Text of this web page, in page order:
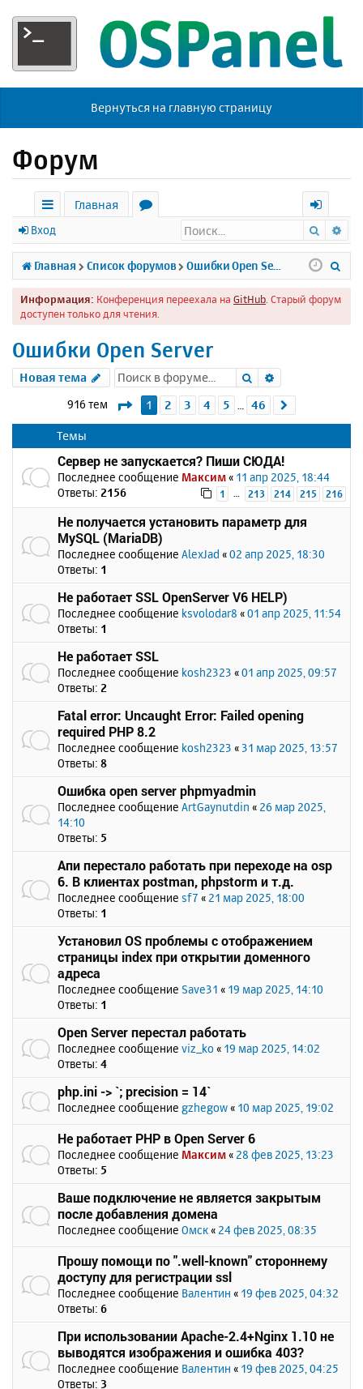
Вернуться на главную страницу
Форум
с
ы
л
к
Главная
р
у
м
х
о
д
Вход Поиск
Главная Список форумов
Информация: Конференция переехала на GitHub . Старый форум
доступен только для чтения.
Ошибки Open Server
Новая тема Поиск
916 тем Страница1 из 46
1 2 3 4 5 46
Темы
Сервер не запускается? Пиши СЮДА!
Последнее сообщение Максим « 11 апр 2025, 18:44
Ответы: 2156 1 … 213 214 215 216
Не получается установить параметр для
MySQL (MariaDB)
Последнее сообщение AlexJad «02 апр 2025, 18:30
Ответы: 1
Не работает SSL OpenServer V6 HELP)
Последнее сообщение ksvolodar8 «01 апр 2025, 11:54
Ответы: 1
Не работает SSL
Последнее сообщение kosh2323 «01 апр 2025, 09:57
Ответы: 2
Fatal error: Uncaught Error: Failed opening
required PHP 8.2
Последнее сообщение kosh2323 « 31 мар 2025, 13:57
Ответы: 8
Ошибка open server phpmyadmin
Последнее сообщение ArtGaynutdin « 26 мар 2025,
14:10
Ответы: 5
Апи перестало работать при переходе на osp
6. В клиентах postman, phpstorm и т.д.
Последнее сообщение sf7 « 21 мар 2025, 18:00
Ответы: 1
Установил OS проблемы с отображением
страницы index при открытии доменного
адреса
Последнее сообщение Save31 « 19 мар 2025, 14:10
Ответы: 1
Open Server перестал работать
Последнее сообщение viz_ko « 19 мар 2025, 14:02
Ответы: 4
php.ini -> `; precision = 14`
Последнее сообщение gzhegow « 10 мар 2025, 19:02
Не работает PHP в Open Server 6
Последнее сообщение Максим « 28 фев 2025, 13:23
Ответы: 5
Ваше подключение не является закрытым
после добавления домена
Последнее сообщение Омск « 24 фев 2025, 08:35
Прошу помощи по ".well-known" стороннему
доступу для регистрации ssl
Последнее сообщение Валентин « 19 фев 2025, 04:32
Ответы: 6
При использовании Apache-2.4+Nginx 1.10 не
выводятся изображения и ошибка 403?
Последнее сообщение Валентин « 19 фев 2025, 04:25
Ответы: 3